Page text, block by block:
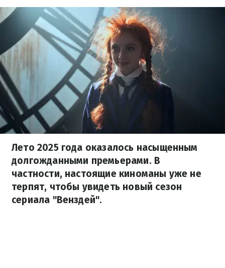
Лето 2025 года оказалось насыщенным
долгожданными премьерами. В
частности, настоящие киноманы уже не
терпят, чтобы увидеть новый сезон
сериала "Венздей".